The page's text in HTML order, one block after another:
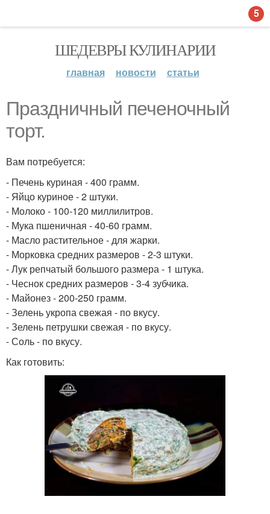
ШЕДЕВРЫ КУЛИНАРИИ
главная новости статьи
Праздничный печеночный
торт.
Вам потребуется:
- Печень куриная - 400 грамм.
- Яйцо куриное - 2 штуки.
- Молоко - 100-120 миллилитров.
- Мука пшеничная - 40-60 грамм.
- Масло растительное - для жарки.
- Морковка средних размеров - 2-3 штуки.
- Лук репчатый большого размера - 1 штука.
- Чеснок средних размеров - 3-4 зубчика.
- Майонез - 200-250 грамм.
- Зелень укропа свежая - по вкусу.
- Зелень петрушки свежая - по вкусу.
- Соль - по вкусу.
Как готовить:
5